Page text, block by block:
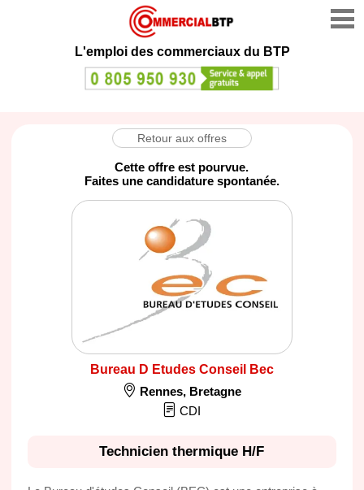
L'emploi des commerciaux du BTP
Retour aux offres
Cette offre est pourvue.
Faites une candidature spontanée.
Bureau D Etudes Conseil Bec
Rennes, Bretagne
CDI
Technicien thermique H/F